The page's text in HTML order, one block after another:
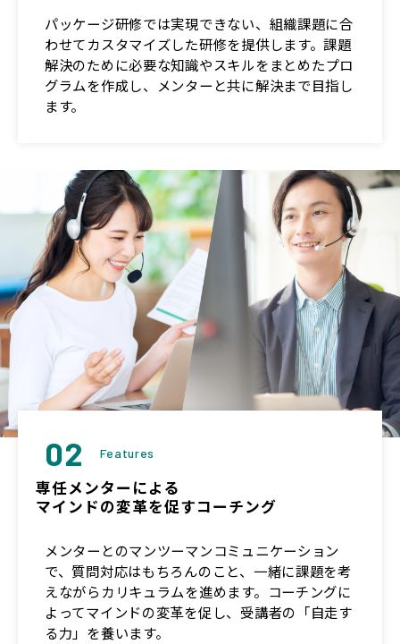
パッケージ研修では実現できない、組織課題に合
わせてカスタマイズした研修を提供します。課題
解決のために必要な知識やスキルをまとめたプロ
グラムを作成し、メンターと共に解決まで目指し
ます。
02 Features
専任メンターによる
マインドの変革を促すコーチング
メンターとのマンツーマンコミュニケーション
で、質問対応はもちろんのこと、一緒に課題を考
えながらカリキュラムを進めます。コーチングに
よってマインドの変革を促し、受講者の「自走す
る力」を養います。